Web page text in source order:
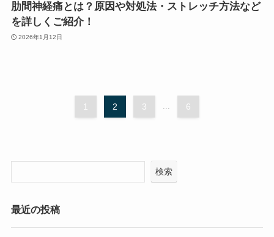
肋間神経痛とは？原因や対処法・ストレッチ方法など
を詳しくご紹介！
2026年1月12日
1 2 3 ... 6
検索
最近の投稿